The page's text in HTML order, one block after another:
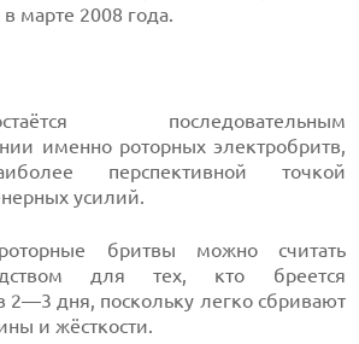
марте 2008 года.
последовательным
именно роторных электробритв,
перспективной точкой
усилий.
бритвы можно считать
для тех, кто бреется
2—3 дня, поскольку легко сбривают
и жёсткости.